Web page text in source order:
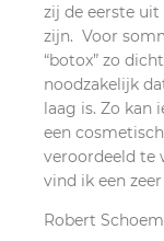
zij de eerste
zijn. Voor
“botox” zo
noodzakelijk
laag is. Zo kan
een
veroordeeld te
vind ik een
Robert